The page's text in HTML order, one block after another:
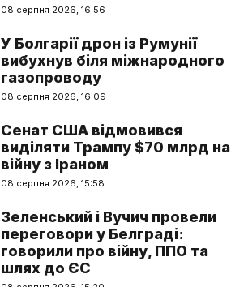
08 серпня 2026, 16:56
У Болгарії дрон із Румунії
вибухнув біля міжнародного
газопроводу
08 серпня 2026, 16:09
Сенат США відмовився
виділяти Трампу $70 млрд на
війну з Іраном
08 серпня 2026, 15:58
Зеленський і Вучич провели
переговори у Белграді:
говорили про війну, ППО та
шлях до ЄС